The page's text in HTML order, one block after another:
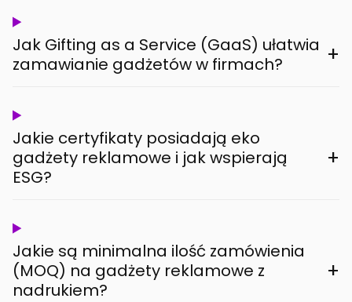
Jak Gifting as a Service (GaaS) ułatwia
zamawianie gadżetów w firmach?
+
Jakie certyfikaty posiadają eko
gadżety reklamowe i jak wspierają
ESG?
+
Jakie są minimalna ilość zamówienia
(MOQ) na gadżety reklamowe z
nadrukiem?
+